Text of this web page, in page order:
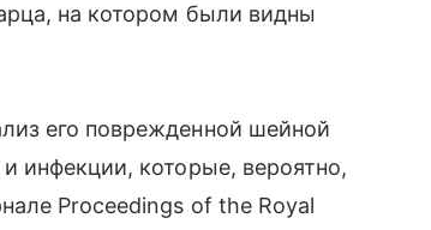
на котором были видны
его поврежденной шейной
инфекции, которые, вероятно,
Proceedings of the Royal